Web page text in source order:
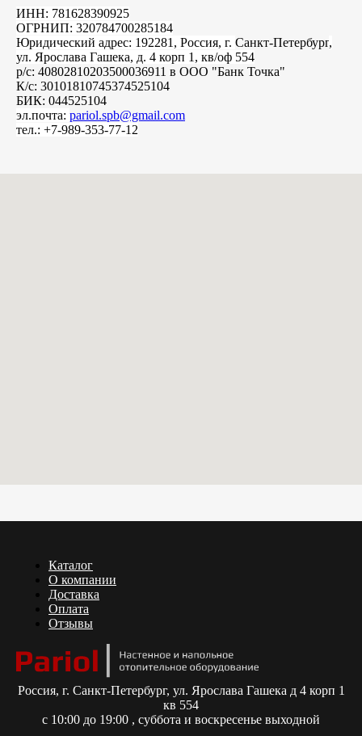
ИНН: 781628390925
ОГРНИП: 320784700285184
Юридический адрес: 192281, Россия, г. Санкт-Петербург,
ул. Ярослава Гашека, д. 4 корп 1, кв/оф 554
р/с: 40802810203500036911 в ООО "Банк Точка"
К/с: 30101810745374525104
БИК: 044525104
эл.почта: pariol.spb@gmail.com
тел.: +7-989-353-77-12
Каталог
О компании
Доставка
Оплата
Отзывы
Россия, г. Санкт-Петербург, ул. Ярослава Гашека д 4 корп 1
кв 554
с 10:00 до 19:00 , суббота и воскресенье выходной